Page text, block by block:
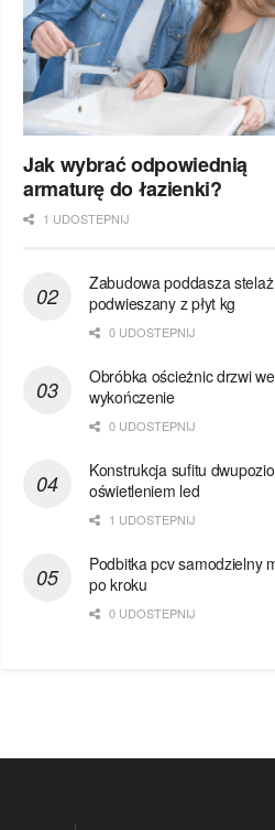
Jak wybrać odpowiednią
armaturę do łazienki?
1 UDOSTEPNIJ
Zabudowa poddasza
podwieszany z płyt kg
0 UDOSTEPNIJ
Obróbka ościeżnic drzwi
wykończenie
0 UDOSTEPNIJ
Konstrukcja sufitu
oświetleniem led
1 UDOSTEPNIJ
Podbitka pcv samodzielny
po kroku
0 UDOSTEPNIJ